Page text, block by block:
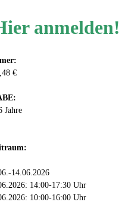
anmelden!
€
Jahre
14.06.2026
14:00-17:30 Uhr
10:00-16:00 Uhr